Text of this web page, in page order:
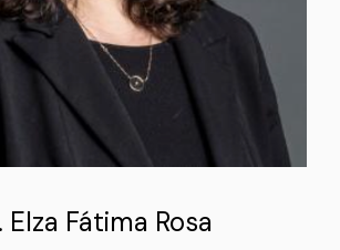
Elza Fátima Rosa